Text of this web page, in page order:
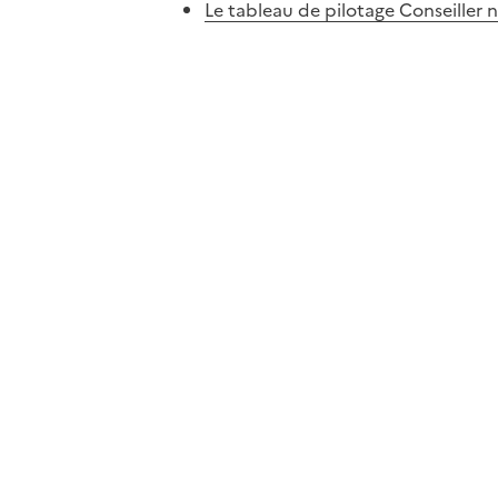
Le tableau de pilotage Conseiller